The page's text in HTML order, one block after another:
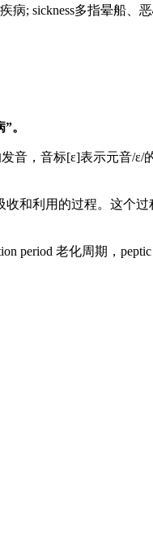
病; sickness多指晕船
。
音，音标[ɛ]表示元音/
和利用的过程。这个
period 老化周期，